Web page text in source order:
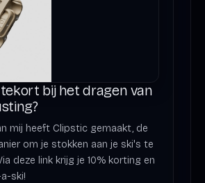
bij het dragen van
mij heeft Clipstic gemaakt, de
om je stokken aan je ski's te
deze link krijg je 10% korting en
ski!